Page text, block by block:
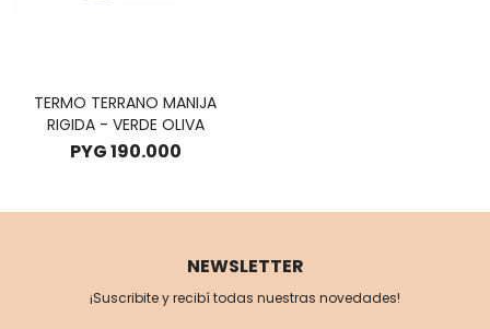
TERMO TERRANO MANIJA
RIGIDA - VERDE OLIVA
PYG190.000
NEWSLETTER
¡Suscribite y recibí todas nuestras novedades!